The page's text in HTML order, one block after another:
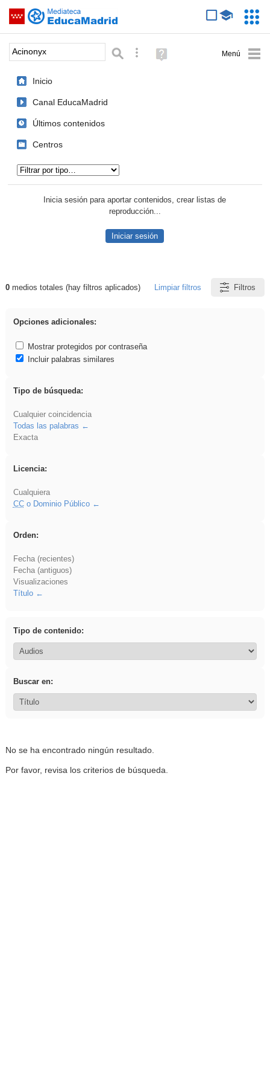
Saltar navegación
Palabra o frase: Búsqueda avanzada
Ayuda
(en
Inicio
Canal EducaMadrid
Últimos contenidos
Centros
Inicia sesión para aportar contenidos, crear listas de
reproducción...
Iniciar sesión
Resultados de: Acinonyx
0medios totales (hay filtros aplicados) Limpiar filtros Filtros
Opciones adicionales:
Mostrar protegidos por contraseña
Incluir palabras similares
Tipo de búsqueda:
Cualquier coincidencia
Todas las palabras
Exacta
Licencia:
Cualquiera
CCo Dominio Público
Orden:
Fecha (recientes)
Fecha (antiguos)
Visualizaciones
Título
Tipo de contenido:
Buscar en:
No se ha encontrado ningún resultado.
Por favor, revisa los criterios de búsqueda.